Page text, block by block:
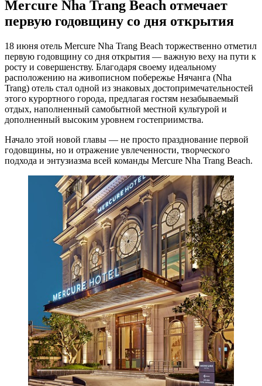
Mercure Nha Trang Beach отмечает
первую годовщину со дня открытия
18 июня отель Mercure Nha Trang Beach торжественно отметил
первую годовщину со дня открытия — важную веху на пути к
росту и совершенству. Благодаря своему идеальному
расположению на живописном побережье Нячанга (Nha
Trang) отель стал одной из знаковых достопримечательностей
этого курортного города, предлагая гостям незабываемый
отдых, наполненный самобытной местной культурой и
дополненный высоким уровнем гостеприимства.
Начало этой новой главы — не просто празднование первой
годовщины, но и отражение увлеченности, творческого
подхода и энтузиазма всей команды Mercure Nha Trang Beach.